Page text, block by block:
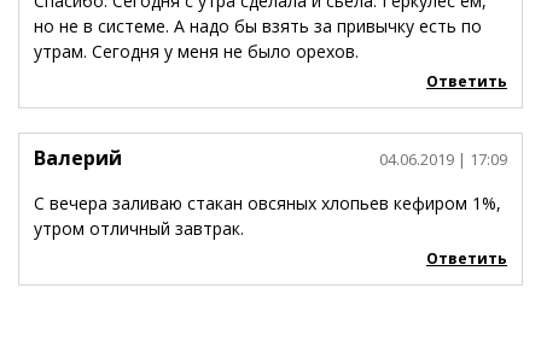
но не в системе. А надо бы взять за привычку есть по
утрам. Сегодня у меня не было орехов.
Ответить
Валерий 04.06.2019 | 17:09
С вечера заливаю стакан овсяных хлопьев кефиром 1%,
утром отличный завтрак.
Ответить